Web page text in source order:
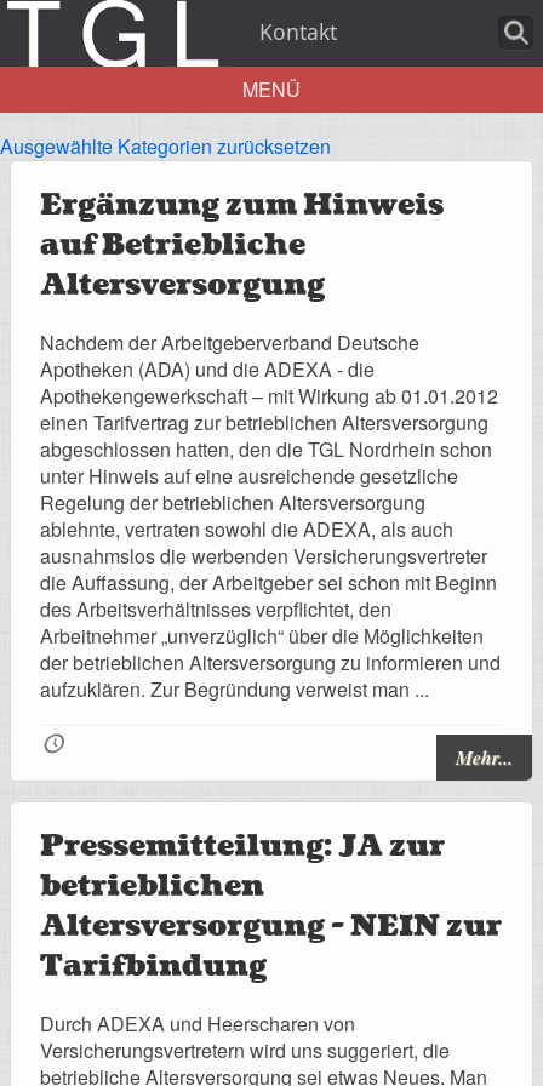
Kontakt
Aktuelles
Über uns
Leistungen
Registrierung
Impressionen
Mitgliederbereich
MENÜ
Ausgewählte Kategorien zurücksetzen
Ergänzung zum Hinweis
auf Betriebliche
Altersversorgung
Nachdem der Arbeitgeberverband Deutsche
Apotheken (ADA) und die ADEXA - die
Apothekengewerkschaft – mit Wirkung ab 01.01.2012
einen Tarifvertrag zur betrieblichen Altersversorgung
abgeschlossen hatten, den die TGL Nordrhein schon
unter Hinweis auf eine ausreichende gesetzliche
Regelung der betrieblichen Altersversorgung
ablehnte, vertraten sowohl die ADEXA, als auch
ausnahmslos die werbenden Versicherungsvertreter
die Auffassung, der Arbeitgeber sei schon mit Beginn
des Arbeitsverhältnisses verpflichtet, den
Arbeitnehmer „unverzüglich“ über die Möglichkeiten
der betrieblichen Altersversorgung zu informieren und
aufzuklären. Zur Begründung verweist man ...
🕔 Mehr...
Pressemitteilung: JA zur
betrieblichen
Altersversorgung - NEIN zur
Tarifbindung
Durch ADEXA und Heerscharen von
Versicherungsvertretern wird uns suggeriert, die
betriebliche Altersversorgung sei etwas Neues. Man